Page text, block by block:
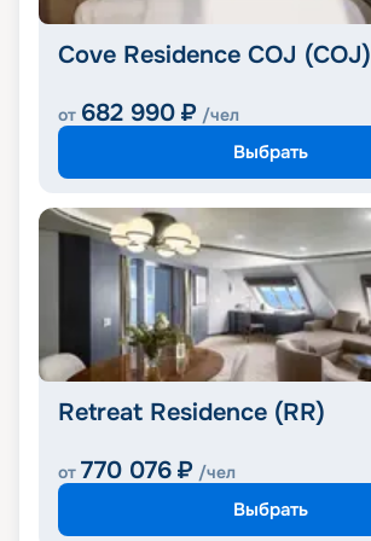
Cove Residence COJ (COJ)
от 682 990 ₽ /чел
Выбрать
Retreat Residence (RR)
от 770 076 ₽ /чел
Выбрать